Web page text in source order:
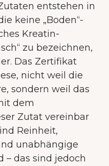
entstehen in
keine „Boden“-
Kreatin-
zu bezeichnen,
Das Zertifikat
nicht weil die
sondern weil das
dem
Zutat vereinbar
Reinheit,
unabhängige
– das sind jedoch